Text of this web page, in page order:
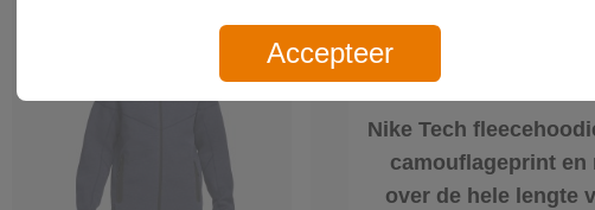
Nike Tech
camouflageprint en
over de hele lengte
Accepteer